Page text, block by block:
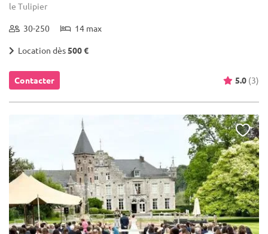
le Tulipier
30-250 14 max
Location dès500 €
Contacter 5.0 (3)